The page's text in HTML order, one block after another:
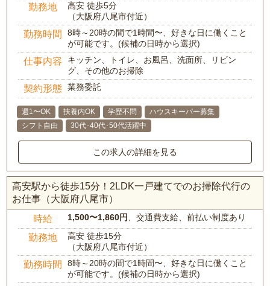
勤務地
高安 徒歩5分
（大阪府八尾市付近）
勤務時間
8時～20時の間で1時間〜、好きな日に働くこと
が可能です。(候補の日時から選択)
仕事内容
キッチン、トイレ、お風呂、洗面所、リビン
グ、その他のお掃除
契約形態 業務委託
週1〜OK 扶養内OK 学歴不問
ハウスキーパー募集
シフト自由
30代･40代･50代活躍中
この求人の詳細を見る
高安駅から徒歩15分！2LDK一戸建てでのお掃除代行の
お仕事（大阪府八尾市）
時給 1,500〜1,860円、交通費支給、前払い制度あり
勤務地
高安 徒歩15分
（大阪府八尾市付近）
勤務時間
8時～20時の間で1時間〜、好きな日に働くこと
が可能です。(候補の日時から選択)